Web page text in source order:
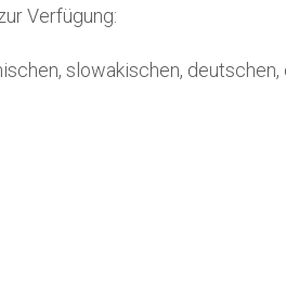
Verfügung:
slowakischen,